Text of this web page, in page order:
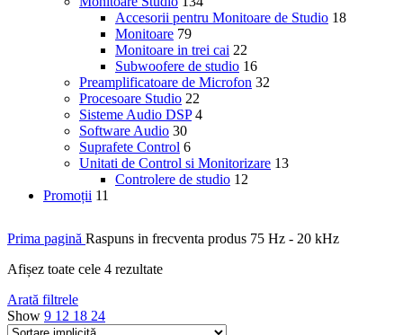
Accesorii pentru Monitoare de Studio 18
Monitoare 79
Monitoare in trei cai 22
Subwoofere de studio 16
Preamplificatoare de Microfon 32
Procesoare Studio 22
Sisteme Audio DSP 4
Software Audio 30
Suprafete Control 6
Unitati de Control si Monitorizare 13
Controlere de studio 12
Promoții 11
Prima pagină Raspuns in frecventa produs 75 Hz - 20 kHz
Afișez toate cele 4 rezultate
Arată filtrele
Show 9 12 18 24